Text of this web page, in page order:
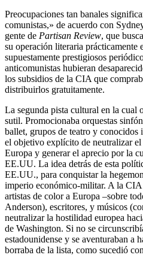
Preocupaciones tan banales
comunistas,» de acuerdo con
gente de Partisan Review, que
su operación literaria prácticamente
supuestamente prestigiosos
anticomunistas hubieran
los subsidios de la CIA que
distribuirlos gratuitamente.
La segunda pista cultural en la cual
sutil. Promocionaba orquestas
ballet, grupos de teatro y conocidos
el objetivo explícito de neutralizar
Europa y generar el aprecio por la
EE.UU. La idea detrás de esta
EE.UU., para conquistar la
imperio económico-militar. A la CIA
artistas de color a Europa –sobre
Anderson), escritores, y músicos
neutralizar la hostilidad europea
de Washington. Si no se
estadounidense y se aventuraban a
borraba de la lista, como sucedió